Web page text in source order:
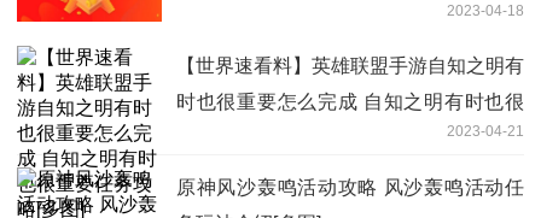
2023-04-18
【世界速看料】英雄联盟手游自知之明有
时也很重要怎么完成 自知之明有时也很
2023-04-21
原神风沙轰鸣活动攻略 风沙轰鸣活动任